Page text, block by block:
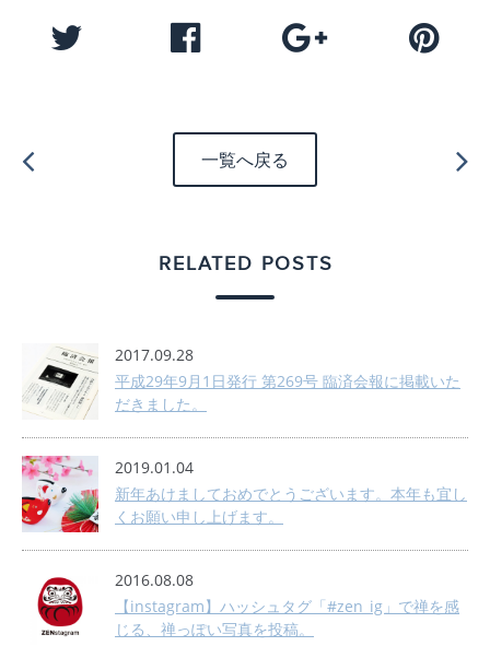
一覧へ戻る
RELATED POSTS
2017.09.28
平成29年9月1日発行 第269号 臨済会報に掲載いた
だきました。
2019.01.04
新年あけましておめでとうございます。本年も宜し
くお願い申し上げます。
2016.08.08
【instagram】ハッシュタグ「#zen_ig」で禅を感
じる、禅っぽい写真を投稿。